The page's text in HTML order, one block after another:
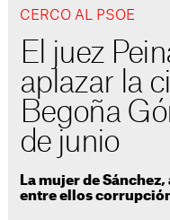
CERCO AL PSOE
El juez
aplazar la
Begoña
de junio
La mujer de
entre ellos